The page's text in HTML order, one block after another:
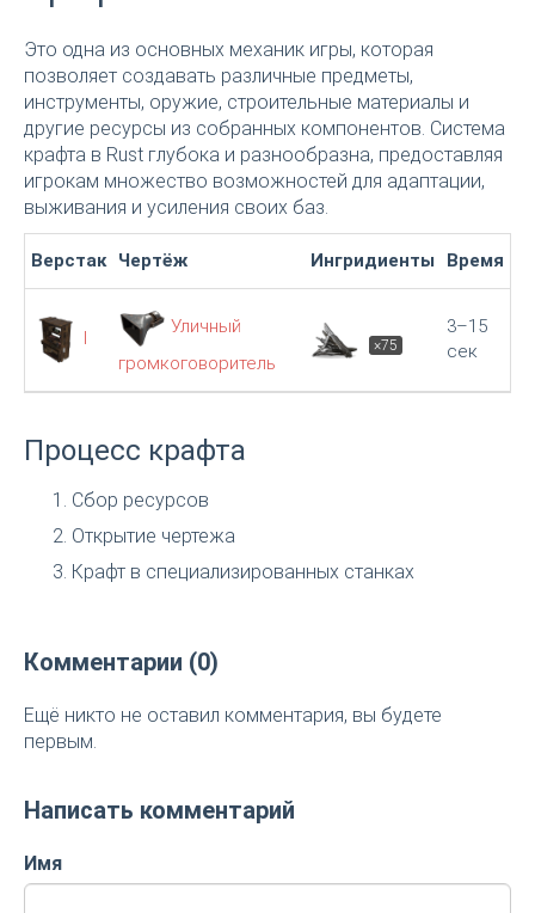
Это одна из основных механик игры, которая
позволяет создавать различные предметы,
инструменты, оружие, строительные материалы и
другие ресурсы из собранных компонентов. Система
крафта в Rust глубока и разнообразна, предоставляя
игрокам множество возможностей для адаптации,
выживания и усиления своих баз.
Верстак Чертёж Ингридиенты Время
I
Уличный
громкоговоритель
×75
3–15
сек
Процесс крафта
Сбор ресурсов
Открытие чертежа
Крафт в специализированных станках
Комментарии (0)
Ещё никто не оставил комментария, вы будете
первым.
Написать комментарий
Имя